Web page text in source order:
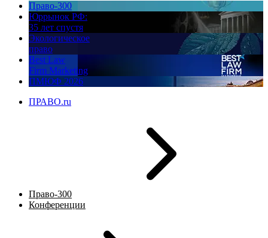
Право-300
Юррынок РФ:
35 лет спустя
Экологическое
право
Best Law
Firm Marketing
ПМЮФ 2026
ПРАВО.ru
Право-300
Конференции